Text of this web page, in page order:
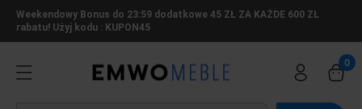
Weekendowy Bonus do 23:59 dodatkowe 45 ZŁ ZA KAŻDE 600 ZŁ
rabatu! Użyj kodu : KUPON45